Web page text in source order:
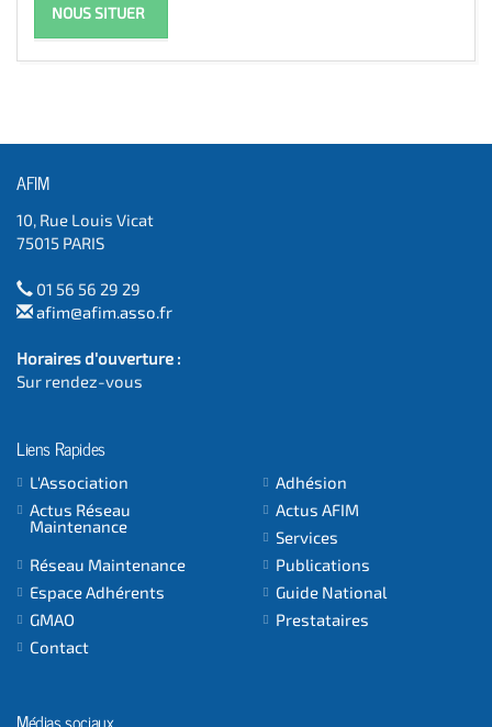
NOUS SITUER
AFIM
10, Rue Louis Vicat
75015 PARIS
01 56 56 29 29
afim@afim.asso.fr
Horaires d'ouverture :
Sur rendez-vous
Liens Rapides
L'Association
Adhésion
Actus Réseau
Maintenance
Actus AFIM
Services
Réseau Maintenance
Publications
Espace Adhérents
Guide National
GMAO
Prestataires
Contact
Médias sociaux